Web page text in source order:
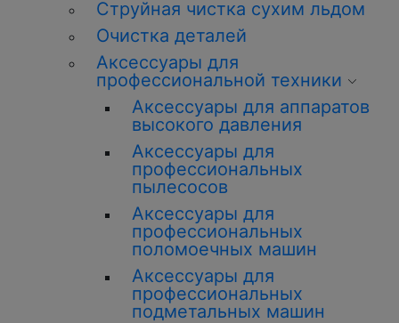
Струйная чистка сухим льдом
Очистка деталей
Аксессуары для
профессиональной техники
Аксессуары для аппаратов
высокого давления
Аксессуары для
профессиональных
пылесосов
Аксессуары для
профессиональных
поломоечных машин
Аксессуары для
профессиональных
подметальных машин